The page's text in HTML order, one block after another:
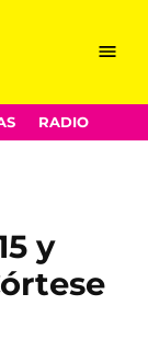
Menu
RADIO
y